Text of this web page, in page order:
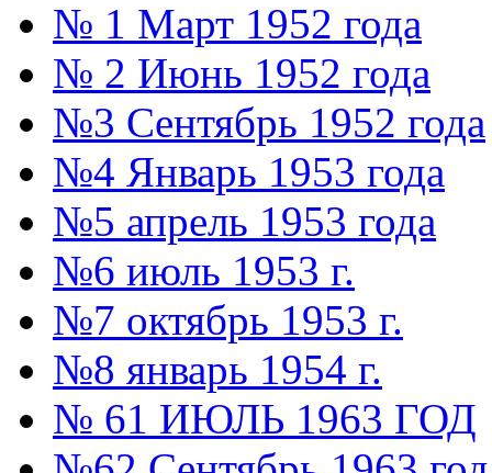
№ 1 Март 1952 года
№ 2 Июнь 1952 года
№3 Сентябрь 1952 года
№4 Январь 1953 года
№5 апрель 1953 года
№6 июль 1953 г.
№7 октябрь 1953 г.
№8 январь 1954 г.
№ 61 ИЮЛЬ 1963 ГОД